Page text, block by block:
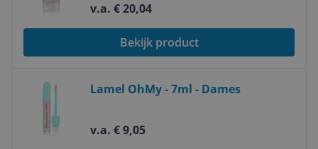
v.a. € 20,04
Bekijk product
Lamel OhMy - 7ml - Dames
v.a. € 9,05